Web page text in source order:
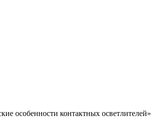
особенности контактных осветлителей»